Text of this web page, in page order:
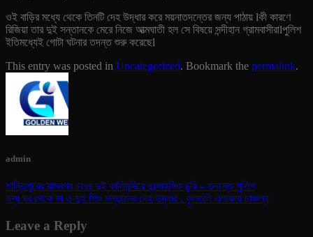
ওই বাড়ির মধ্যে থেকে তিনটি দেহ উদ্ধার করে ময়নাতদন্তের জন্য পাঠায় lকী কারণে
রিজিয়া তার দুই সন্তানকে মেরে নিজে আত্মঘাতী হল সে বিষয়ে সন্দীহান গ্রামবাসীরাlপুলিশ
ইতিমধ্যেই গোটা ঘটনার তদন্ত শুরু করেছেl
This entry was posted in Uncategorized. Bookmark the permalink.
admin
শান্তিপুরের রামনগর চরের দুই কালিমন্দিরে দুঃসাহসিক চুরি – তদন্তে পুলিশ
বন্ধ ঘর থেকে মা ও দুই শিশু সন্তানের দেহ উদ্ধার , কুলতলি এলাকায় চাঞ্চল্য
Leave a Reply